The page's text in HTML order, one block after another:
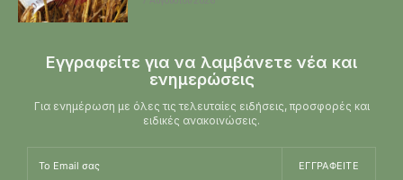
Εγγραφείτε για να λαμβάνετε νέα και
ενημερώσεις
Για ενημέρωση με όλες τις τελευταίες ειδήσεις, προσφορές και
ειδικές ανακοινώσεις.
ΕΓΓΡΑΦΕΊΤΕ